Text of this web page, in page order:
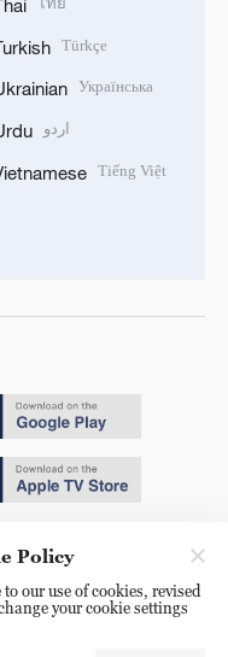
Türkçe
Українська
اردو
Tiếng Việt
Policy
our use of cookies, revised
your cookie settings